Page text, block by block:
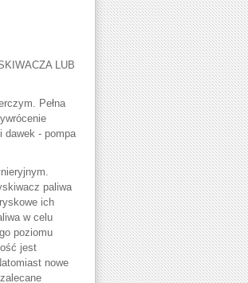
LUB
Pełna
dawek - pompa
paliwa
ich
w celu
poziomu
jest
nowe